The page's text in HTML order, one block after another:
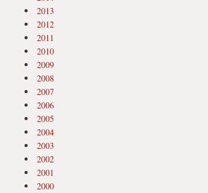
2013
2012
2011
2010
2009
2008
2007
2006
2005
2004
2003
2002
2001
2000